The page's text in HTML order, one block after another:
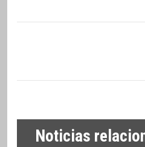
Noticias